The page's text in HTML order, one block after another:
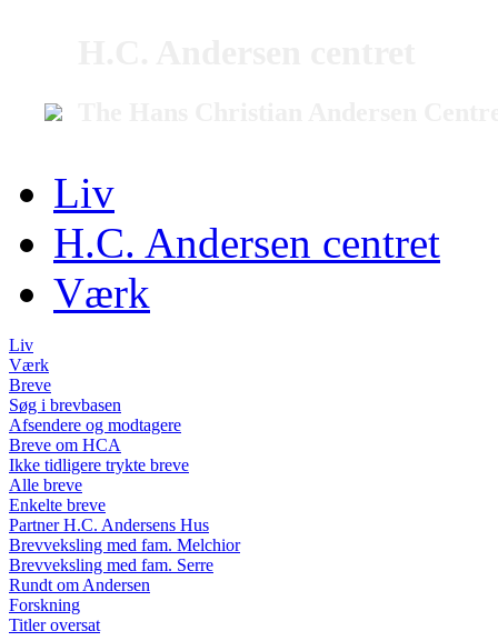
Liv
H.C. Andersen centret
Værk
Liv
Værk
Breve
Søg i brevbasen
Afsendere og modtagere
Breve om HCA
Ikke tidligere trykte breve
Alle breve
Enkelte breve
Partner H.C. Andersens Hus
Brevveksling med fam. Melchior
Brevveksling med fam. Serre
Rundt om Andersen
Forskning
Titler oversat